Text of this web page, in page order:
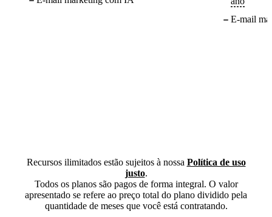
E-mail
Recursos ilimitados estão sujeitos à nossa Política de uso
justo.
Todos os planos são pagos de forma integral. O valor
apresentado se refere ao preço total do plano dividido pela
quantidade de meses que você está contratando.